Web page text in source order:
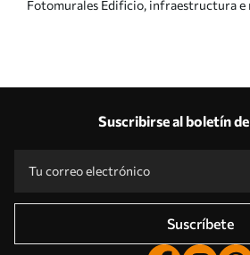
Fotomurales Edificio, infraestructura e
Suscribirse al boletín
Suscríbete